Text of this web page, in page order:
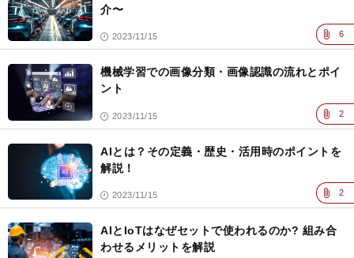
介〜
2023/11/15 6
機械学習での画像分類・画像認識の流れとポイ
ント
2023/11/15 2
AIとは？その定義・歴史・活用時のポイントを
解説！
2023/11/15 2
AIとIoTはなぜセットで使われるのか? 組み合
わせるメリットを解説